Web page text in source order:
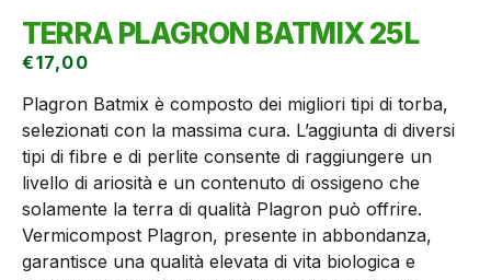
TERRA PLAGRON BATMIX 25L
€17,00
Plagron Batmix è composto dei migliori tipi di torba,
selezionati con la massima cura. L’aggiunta di diversi
tipi di fibre e di perlite consente di raggiungere un
livello di ariosità e un contenuto di ossigeno che
solamente la terra di qualità Plagron può offrire.
Vermicompost Plagron, presente in abbondanza,
garantisce una qualità elevata di vita biologica e